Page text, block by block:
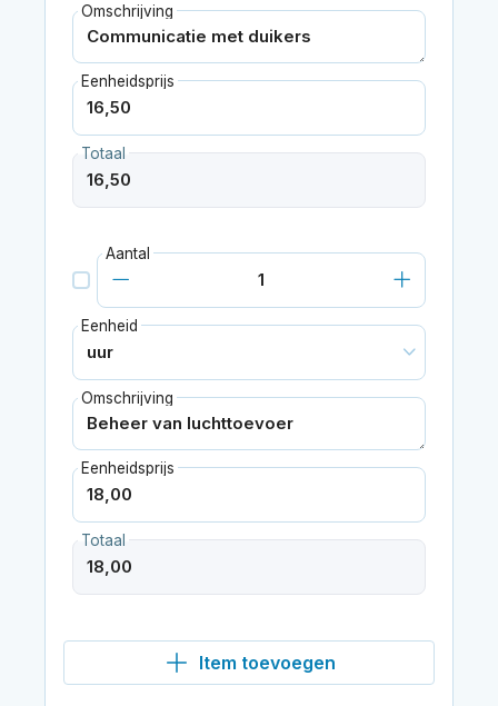
Omschrijving
Eenheidsprijs
Totaal
Aantal
Eenheid
Omschrijving
Eenheidsprijs
Totaal
Item toevoegen